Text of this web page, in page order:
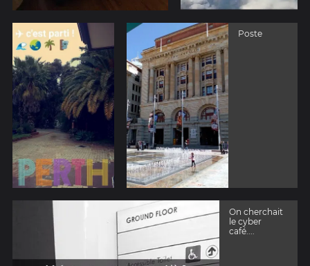
Poste
On cherchait
le cyber
café....